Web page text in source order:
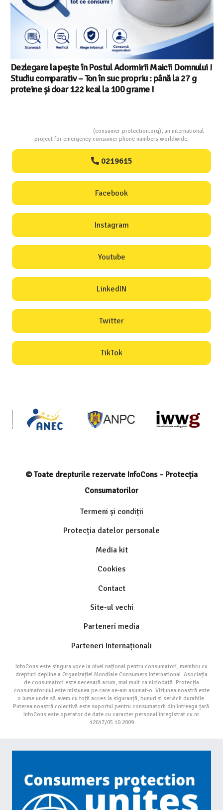
(consumer-protection.org), an international
project for emergency consumer phone numbers worldwide.
0219615
Facebook
Instagram
Youtube
LinkedIN
Twitter
TikTok
© Toate drepturile rezervate InfoCons – Protecția
Consumatorilor
Termeni și condiții
Protecția datelor personale
Media kit
Cookies
Contact
Site-ul vechi
Parteneri media
Parteneri Internaționali
InfoCons este singura voce la nivel național pentru consumatori, membru cu
drepturi depline a Organizației Mondiale Consumers International. Asociația
de consumatori este necesară acum, mai mult ca niciodată. Protecția
consumatorului este misiunea pe care ne-am asumat-o. Viziunea noastră este
o lume unde să avem cu toții acces la siguranță, bunuri și servicii durabile.
Puterea noastră colectivă este suportul pentru consumatorii din întreaga țară.
InfoCons este operator de date cu caracter personal înregistrat cu nr.
12617/05.10.2009